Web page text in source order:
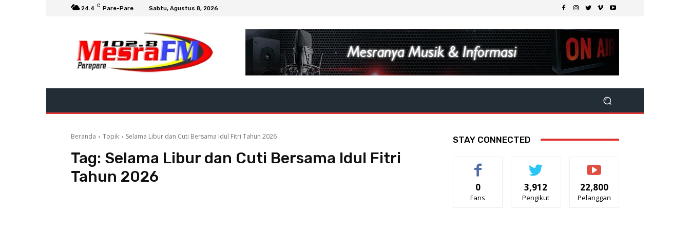
24.4 C Pare-Pare Sabtu, Agustus 8, 2026
Beranda Topik Selama Libur dan Cuti Bersama Idul Fitri Tahun 2026
Tag: Selama Libur dan Cuti Bersama Idul Fitri
Tahun 2026
STAY CONNECTED
0
Fans
3,912
Pengikut
22,800
Pelanggan